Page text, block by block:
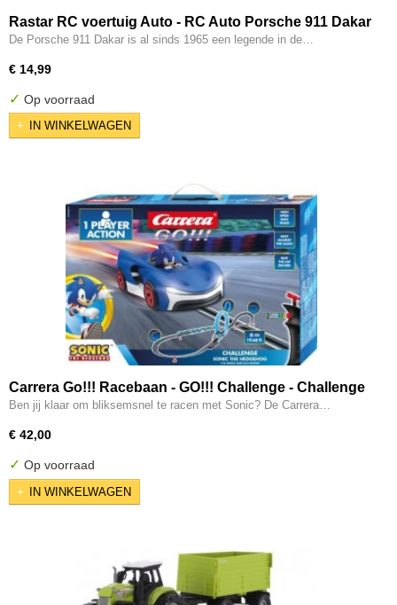
Rastar RC voertuig Auto - RC Auto Porsche 911 Dakar
De Porsche 911 Dakar is al sinds 1965 een legende in de…
€ 14,99
✓ Op voorraad
IN WINKELWAGEN
Carrera Go!!! Racebaan - GO!!! Challenge - Challenge
- Sonic the Hedgehog -
Ben jij klaar om bliksemsnel te racen met Sonic? De Carrera…
€ 42,00
✓ Op voorraad
IN WINKELWAGEN